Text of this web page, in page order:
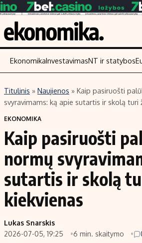
Turinys
Naujienos
Aplinka
Verslas
Energetika
Ekonomika
Politika
Įmonės
Žemės
EkonomikaInvestavimasNT ir statybos
Titulinis » Naujienos » Kaip pasiruošti
svyravimams: ką apie sutartis ir skolą turi
EKONOMIKA
Kaip pasiruošti
normų
sutartis ir skolą
kiekvienas
Lukas Snarskis
2026-07-05, 19:25
6 min. skaitymo